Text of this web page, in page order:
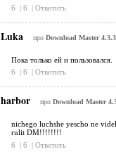
6
| 6 | Ответить
Luka про Download Master
Пока только ей и пользовался.
6
| 6 | Ответить
harbor про Download Master
nichego luchshe yescho ne
rulit DM!!!!!!!!
6
| 6 | Ответить